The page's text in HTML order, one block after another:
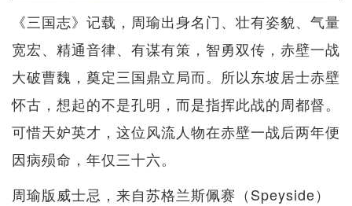
《三国志》记载，周瑜出身名门、壮有姿貌、气量
宽宏、精通音律、有谋有策，智勇双传，赤壁一战
大破曹魏，奠定三国鼎立局而。所以东坡居士赤壁
怀古，想起的不是孔明，而是指挥此战的周都督。
可惜天妒英才，这位风流人物在赤壁一战后两年便
因病殒命，年仅三十六。
周瑜版威士忌，来自苏格兰斯佩赛（Speyside）